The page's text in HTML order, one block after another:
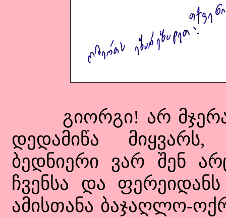
გიორგი! არ მჯერა
დედამიწა მიყვარს,
ბედნიერი ვარ შენ
ჩვენსა და
ამისთანა ბაჯაღლო-